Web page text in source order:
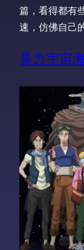
篇，看得都有
速，仿佛自己
暴力宇宙